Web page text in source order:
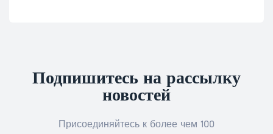
Подпишитесь на рассылку
новостей
Присоединяйтесь к более чем 100